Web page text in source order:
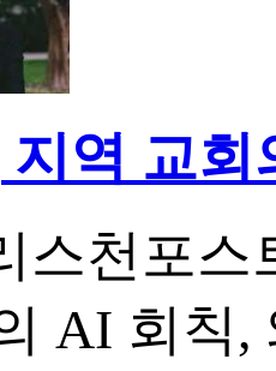
역 교회
스천포스
AI 회칙,